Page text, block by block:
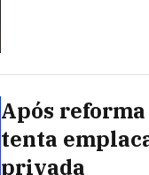
Após
tenta
privada